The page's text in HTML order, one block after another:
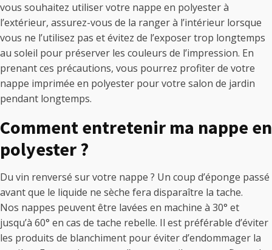
vous souhaitez utiliser votre nappe en polyester à
l’extérieur, assurez-vous de la ranger à l’intérieur lorsque
vous ne l’utilisez pas et évitez de l’exposer trop longtemps
au soleil pour préserver les couleurs de l’impression. En
prenant ces précautions, vous pourrez profiter de votre
nappe imprimée en polyester pour votre salon de jardin
pendant longtemps.
Comment entretenir ma nappe en
polyester ?
Du vin renversé sur votre nappe ? Un coup d’éponge passé
avant que le liquide ne sèche fera disparaître la tache.
Nos nappes peuvent être lavées en machine à 30° et
jusqu’à 60° en cas de tache rebelle. Il est préférable d’éviter
les produits de blanchiment pour éviter d’endommager la